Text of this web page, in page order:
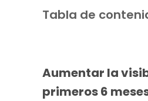
Tabla de
Aumentar la
primeros 6